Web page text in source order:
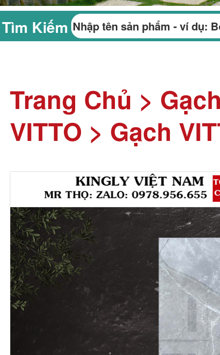
Tìm Kiếm
Trang Chủ >
VITTO > Gạch